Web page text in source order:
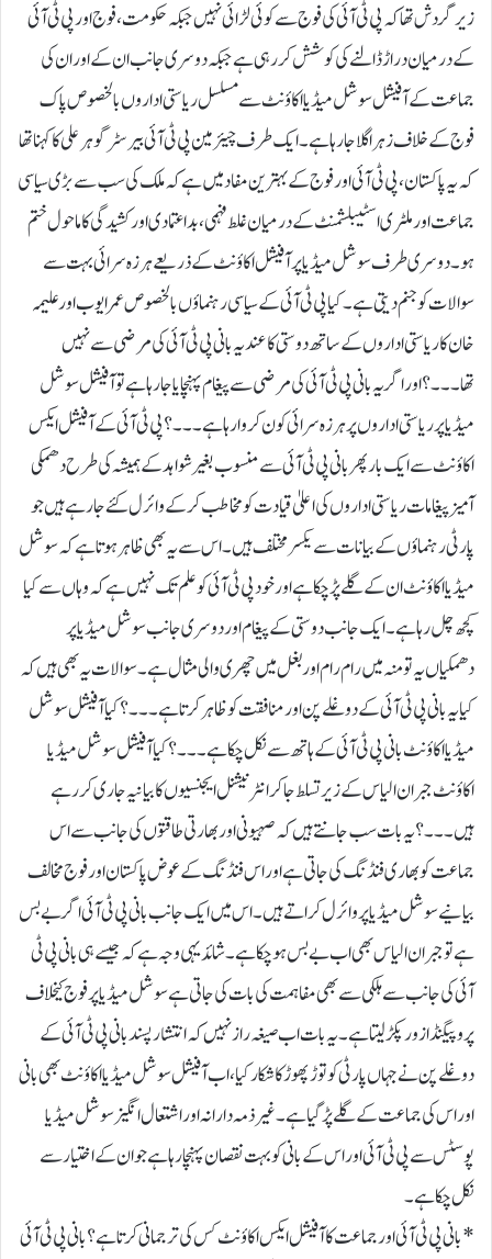
زیر گردش تھا کہ پی ٹی آئی کی فوج سے کوئی لڑائی نہیں جبکہ حکومت، فوج اور پی ٹی آئی
کے درمیان دراڑ ڈالنے کی کوشش کر رہی ہے جبکہ دوسری جانب ان کے اور ان کی
جماعت کے آفیشل سوشل میڈیا اکاؤنٹ سے مسلسل ریاستی اداروں بالخصوص پاک
فوج کے خلاف زہر اگلا جا رہا ہے۔ ایک طرف چیئرمین پی ٹی آئی بیرسٹر گوہر علی کا کہنا تھا
کہ یہ پاکستان، پی ٹی آئی اور فوج کے بہترین مفاد میں ہے کہ ملک کی سب سے بڑی سیاسی
جماعت اور ملٹری اسٹیبلشمنٹ کے درمیان غلط فہمی، بداعتمادی اور کشیدگی کا ماحول ختم
ہو۔دوسری طرف سوشل میڈیاپر آفیشل اکاؤنٹ کے ذریعے ہرزہ سرائی بہت سے
سوالات کو جنم دیتی ہے۔ کیا پی ٹی آئی کے سیاسی رہنماؤں بالخصوص عمر ایوب اور علیمہ
خان کا ریاستی اداروں کے ساتھ دوستی کا عندیہ بانی پی ٹی آئی کی مرضی سے نہیں
تھا۔۔۔؟ اوراگر یہ بانی پی ٹی آئی کی مرضی سے پیغام پہنچایا جا رہا ہے تو آفیشل سوشل
میڈیا پر ریاستی اداروں پر ہرزہ سرائی کون کروارہا ہے۔۔۔؟ پی ٹی آئی کے آفیشل ایکس
اکاؤنٹ سے ایک بار پھر بانی پی ٹی آئی سے منسوب بغیر شواہد کے ہمیشہ کی طرح دھمکی
آمیز پیغامات ریاستی اداروں کی اعلیٰ قیادت کو مخاطب کر کے وائرل کئے جا رہے ہیں جو
پارٹی رہنماؤں کے بیانات سے یکسر مختلف ہیں۔ اس سے یہ بھی ظاہر ہوتا ہے کہ سوشل
میڈیا اکاؤنٹ ان کے گلے پڑ چکا ہے اور خود پی ٹی آئی کو علم تک نہیں ہے کہ وہاں سے کیا
کچھ چل رہا ہے۔ ایک جانب دوستی کے پیغام اور دوسری جانب سوشل میڈیا پر
دھمکیاں یہ تو منہ میں رام رام اور بغل میں چھری والی مثال ہے۔ سوالات یہ بھی ہیں کہ
کیا یہ بانی پی ٹی آئی کے دوغلے پن اور منافقت کو ظاہر کرتا ہے۔۔۔؟ کیا آفیشل سوشل
میڈیا اکاؤنٹ بانی پی ٹی آئی کے ہاتھ سے نکل چکا ہے۔۔۔؟ کیا آفیشل سوشل میڈیا
اکاؤنٹ جبران الیاس کے زیر تسلط جا کر انٹرنیشنل ایجنسیوں کا بیانیہ جاری کر رہے
ہیں۔۔۔؟ یہ بات سب جانتے ہیں کہ صہیونی اور بھارتی طاقتوں کی جانب سے اس
جماعت کو بھاری فنڈنگ کی جاتی ہے اور اس فنڈنگ کے عوض پاکستان اور فوج مخالف
بیانیے سوشل میڈیا پر وائرل کراتے ہیں۔اس میں ایک جانب بانی پی ٹی آئی اگر بے بس
ہے تو جبران الیاس بھی اب بے بس ہو چکا ہے۔ شائد یہی وجہ ہے کہ جیسے ہی بانی پی ٹی
آئی کی جانب سے ہلکی سے بھی مفاہمت کی بات کی جاتی ہے سوشل میڈیا پر فوج کیخلاف
پروپیگنڈا زور پکڑ لیتا ہے۔ یہ بات اب صیغہ راز نہیں کہ انتشار پسند بانی پی ٹی آئی کے
دوغلے پن نے جہاں پارٹی کو توڑ پھوڑ کا شکا ر کیا، اب آفیشل سوشل میڈیا اکاؤنٹ بھی بانی
اور اس کی جماعت کے گلے پڑ گیا ہے۔ غیر ذمہ دارانہ اور اشتعال انگیز سوشل میڈیا
پوسٹس سے پی ٹی آئی اور اس کے بانی کو بہت نقصان پہنچا رہا ہے جو ان کے اختیار سے
نکل چکا ہے۔
*بانی پی ٹی آئی اور جماعت کا آفیشل ایکس اکاؤنٹ کس کی ترجمانی کرتا ہے؟ بانی پی ٹی آئی